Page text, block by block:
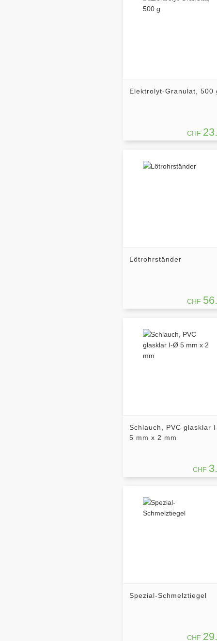
Elektrolyt-Granulat, 500
CHF
Lötrohrständer
CHF
Schlauch, PVC glasklar
5 mm x 2 mm
CHF
Spezial-Schmelztiegel
CHF